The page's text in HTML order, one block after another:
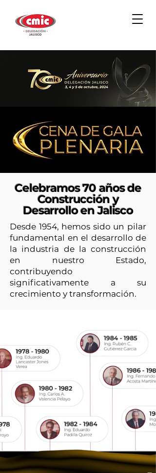
Celebramos 70 años de
Construcción y
Desarrollo en Jalisco
Desde 1954, hemos sido un pilar
fundamental en el desarrollo de
la industria de la construcción
en nuestro Estado,
contribuyendo
significativamente a su
crecimiento y transformación.